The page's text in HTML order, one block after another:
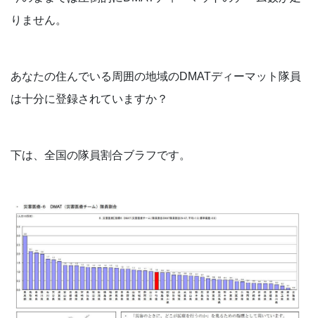
りません。
あなたの住んでいる周囲の地域のDMATディーマット隊員
は十分に登録されていますか？
下は、全国の隊員割合ブラフです。